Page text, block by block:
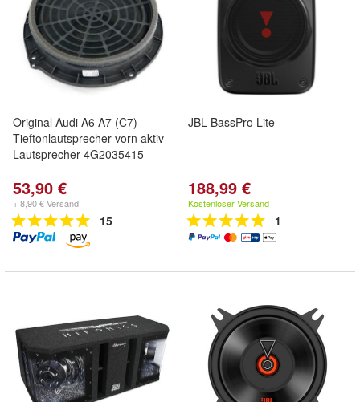
Original Audi A6 A7 (C7)
Tieftonlautsprecher vorn aktiv
Lautsprecher 4G2035415
53,90 €
+ 8,90 € Versand
15
JBL BassPro Lite
188,99 €
Kostenloser Versand
1